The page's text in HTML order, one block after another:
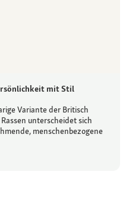
mit Stil
Variante der Britisch
unterscheidet sich
menschenbezogene